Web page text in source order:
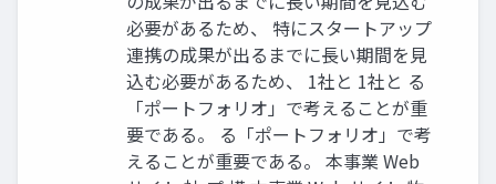
必要があるため、 特にスタートアップ
連携の成果が出るまでに長い期間を見
込む必要があるため、 1社と 1社と る
「ポートフォリオ」で考えることが重
要である。 る「ポートフォリオ」で考
えることが重要である。 本事業 Web